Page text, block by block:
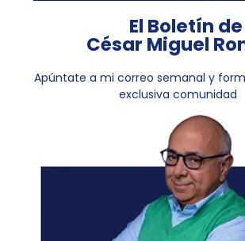
El Boletín de
César Miguel
Apúntate a mi correo semanal y
exclusiva comunidad